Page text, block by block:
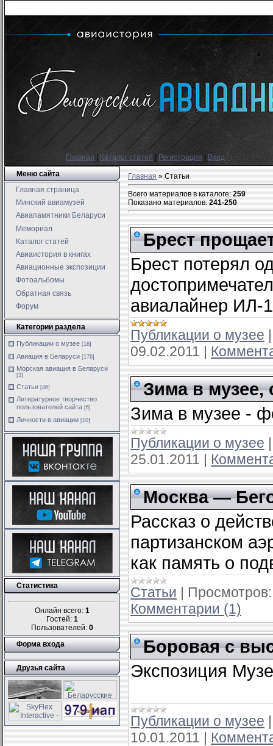
Главная Каталог статей Регистрация|
Вход
Меню сайта
Главная страница
Минский авиамузей
Авиапамятники Беларуси
Мемориал
Каталог статей
Авиаистория в книгах
Авиационные экспозиции
Фотоальбомы
Обратная связь
Форум
Категории раздела
Публикации о музее [18]
Авиация в Беларуси [176]
Морская авиация в Беларуси
[3]
Статьи [46]
Литературное творчество
пользователей сайта [6]
Личности в авиации [10]
Статистика
Онлайн всего: 1
Гостей: 1
Пользователей: 0
Форма входа
Друзья сайта
Главная»Статьи
Всего материалов в каталоге:259
Показано материалов:241-250
Брест
Брест потерял
авиалайнер ИЛ-
Публикации о музее
09.02.2011 |
Зима в музее,
Зима в музее -
Публикации о музее
25.01.2011 |
Москва —
Рассказ о
партизанском
как память о
Статьи | Просмотров:
Комментарии (1)
Боровая с
Экспозиция
Публикации о музее
10.01.2011 |